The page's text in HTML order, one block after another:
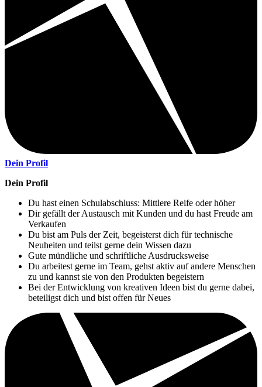
Dein Profil
Dein Profil
Du hast einen Schulabschluss: Mittlere Reife oder höher
Dir gefällt der Austausch mit Kunden und du hast Freude am
Verkaufen
Du bist am Puls der Zeit, begeisterst dich für technische
Neuheiten und teilst gerne dein Wissen dazu
Gute mündliche und schriftliche Ausdrucksweise
Du arbeitest gerne im Team, gehst aktiv auf andere Menschen
zu und kannst sie von den Produkten begeistern
Bei der Entwicklung von kreativen Ideen bist du gerne dabei,
beteiligst dich und bist offen für Neues